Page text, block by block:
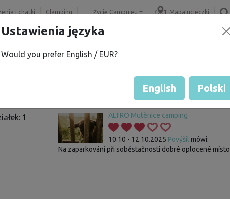
i chatki Glamping Życie Campu.eu Mapa ucieczki
V.
1
Gość nie ma jeszcze żadnych
ALTRO Mutěnice camping
10.10 - 12.10.2025 Povýšil mówi:
Na zaparkování při soběstačnosti dobré oplocené místo
Ustawienia języka
Would you prefer English / EUR?
English Polski